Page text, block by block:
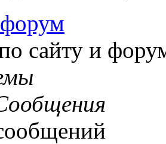
сайту и